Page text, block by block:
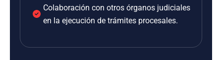
Colaboración con otros órganos judiciales
en la ejecución de trámites procesales.